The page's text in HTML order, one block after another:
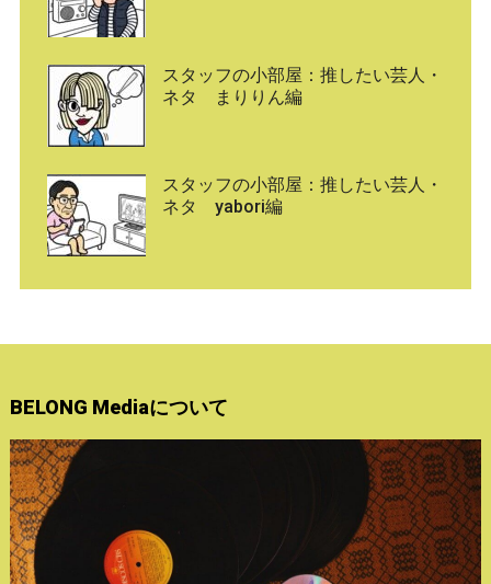
スタッフの小部屋：推したい芸人・
ネタ まりりん編
スタッフの小部屋：推したい芸人・
ネタ yabori編
BELONG Mediaについて